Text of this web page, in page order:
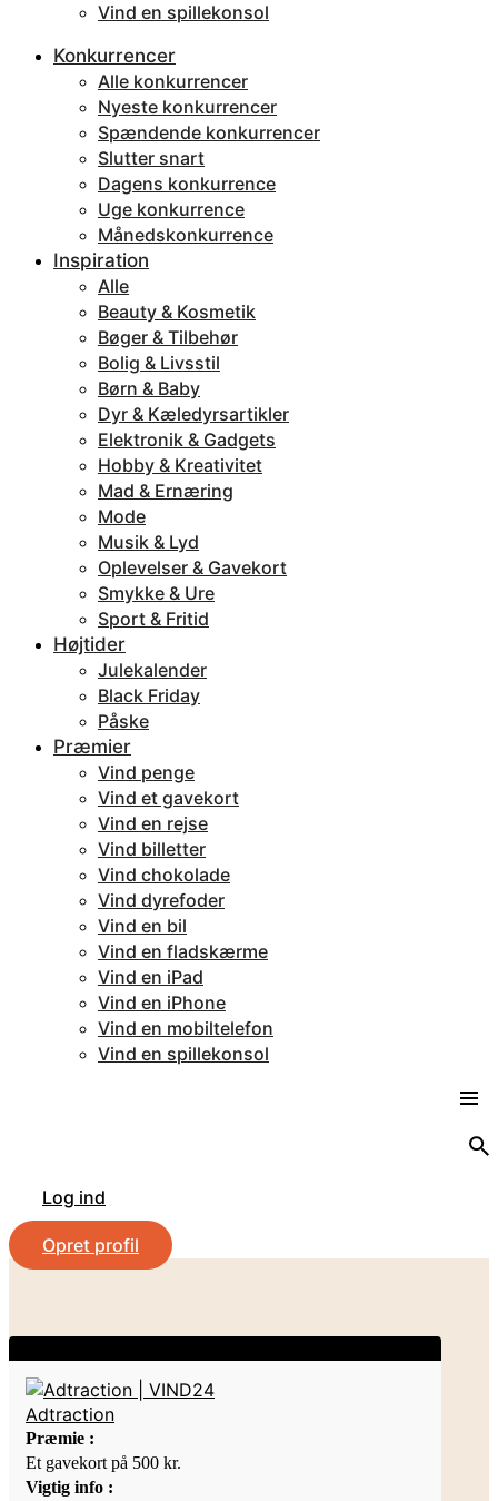
Vind en spillekonsol
Konkurrencer
Alle konkurrencer
Nyeste konkurrencer
Spændende konkurrencer
Slutter snart
Dagens konkurrence
Uge konkurrence
Månedskonkurrence
Inspiration
Alle
Beauty & Kosmetik
Bøger & Tilbehør
Bolig & Livsstil
Børn & Baby
Dyr & Kæledyrsartikler
Elektronik & Gadgets
Hobby & Kreativitet
Mad & Ernæring
Mode
Musik & Lyd
Oplevelser & Gavekort
Smykke & Ure
Sport & Fritid
Højtider
Julekalender
Black Friday
Påske
Præmier
Vind penge
Vind et gavekort
Vind en rejse
Vind billetter
Vind chokolade
Vind dyrefoder
Vind en bil
Vind en fladskærme
Vind en iPad
Vind en iPhone
Vind en mobiltelefon
Vind en spillekonsol
Log ind
Opret profil
Adtraction
Præmie :
Et gavekort på 500 kr.
Vigtig info :